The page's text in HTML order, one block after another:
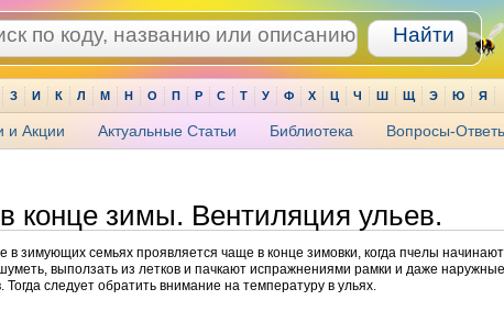
З И К Л М Н О П Р С Т У Ф Х Ц Ч Ш Щ Э Ю Я
и Акции Актуальные Статьи Библиотека Вопросы-
конце зимы. Вентиляция ульев.
в зимующих семьях проявляется чаще в конце зимовки, когда пчелы начинают
выползать из летков и пачкают испражнениями рамки и даже наружные
Тогда следует обратить внимание на температуру в ульях.